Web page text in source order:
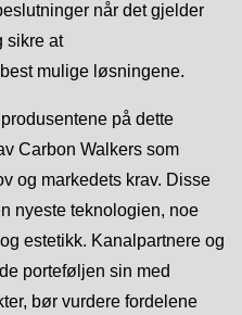
når det gjelder
sikre at
mulige løsningene.
på dette
Carbon Walkers som
og markedets krav. Disse
nyeste teknologien, noe
estetikk. Kanalpartnere og
porteføljen sin med
bør vurdere fordelene